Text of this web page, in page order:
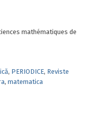
mathématiques de
, PERIODICE, Reviste
, matematica